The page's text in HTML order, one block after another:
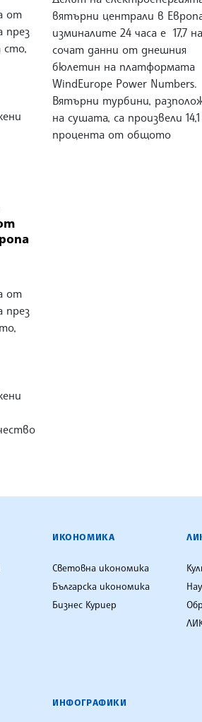
от
през
сто,
вятърни централи в
изминалите 24 часа е 17,7
сочат данни от днешния
бюлетин на платформата
WindEurope Power Numbers.
Вятърни турбини,
на сушата, са произвели 14,1
процента от общото
от
през
ИКОНОМИКА
Световна икономика
Българска икономика
Бизнес Куриер
ИНФОГРАФИКИ